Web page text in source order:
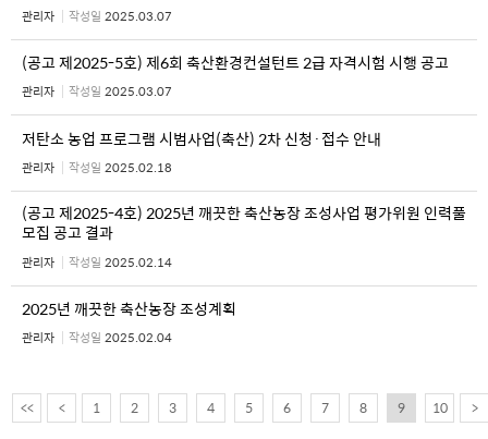
관리자 작성일 2025.03.07
(공고 제2025-5호) 제6회 축산환경컨설턴트 2급 자격시험 시행 공고
관리자 작성일 2025.03.07
저탄소 농업 프로그램 시범사업(축산) 2차 신청·접수 안내
관리자 작성일 2025.02.18
(공고 제2025-4호) 2025년 깨끗한 축산농장 조성사업 평가위원 인력풀
모집 공고 결과
관리자 작성일 2025.02.14
2025년 깨끗한 축산농장 조성계획
관리자 작성일 2025.02.04
<< < 1 2 3 4 5 6 7 8 9 10 >